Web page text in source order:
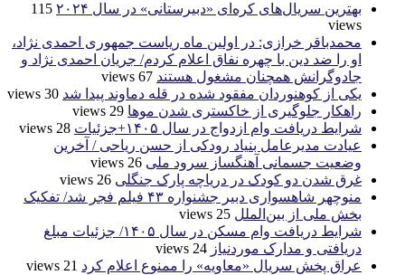
بهترین سریال‌های کره‌ای «دبیرستانی» در سال ۲۰۲۴
115
views
محمدباقر خرازی: در اولین ماه ریاست جمهوری احمدی نژاد،
او را ضد دین با چهره نفاق اعلام کردم/ جریان احمدی نژاد و
جادوگرانش همچنان مشغول هستند 67 views
یکی از کوهنوردان مفقود شده در قله دماوند پیدا شد 30 views
راهکار جلوگیری از خاکستری شدن موها 29 views
شرایط دریافت وام ازدواج در سال ۱۴۰۵+جزئیات
28 views
عیادت مدیرعامل بنیاد رودکی از حسن ریاحی / آخرین
وضعیت جسمانی آهنگساز سرود ملی 26 views
غرق شدن دو کودک در دریاچه پارک جنگلی 26 views
منوچهر شاهسواری دبیر جشنواره ۴۳ فیلم فجر شد/ تفکیک
بخش ملی از بین‌الملل 25 views
شرایط دریافت وام مسکن در سال ۱۴۰۵/ جزئیات مبلغ
دریافتی و مدارک موردنیاز 24 views
عراق پخش سریال «معاویه» را ممنوع اعلام کرد 21 views